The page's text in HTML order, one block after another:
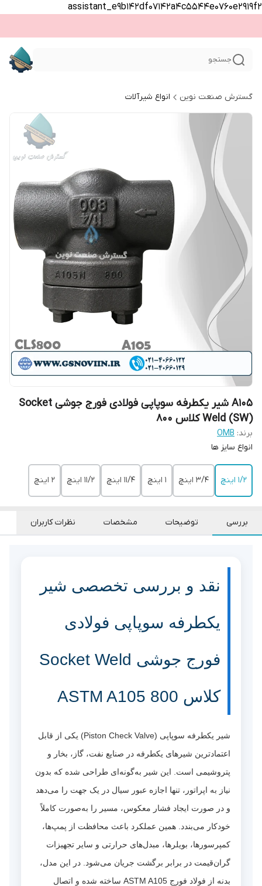
assistant_e9b142df07142a4c5544e0760e2919f2
جستجو
گسترش صنعت نوین انواع شیرآلات
A105 شیر یکطرفه سوپاپی فولادی فورج جوشی Socket
Weld (SW) کلاس 800
برند: OMB
‌انواع سایز ها
۱/۲ اینچ ۳/۴ اینچ ۱ اینچ ۱۱/۴ اینچ ۱۱/۲ اینچ ۲ اینچ
بررسی توضیحات مشخصات نظرات کاربران
نقد و بررسی تخصصی شیر
یکطرفه سوپاپی فولادی
فورج جوشی Socket Weld
کلاس 800 ASTM A105
شیر یکطرفه سوپاپی (Piston Check Valve) یکی از قابل
اعتمادترین شیرهای یکطرفه در صنایع نفت، گاز، بخار و
پتروشیمی است. این شیر به‌گونه‌ای طراحی شده که بدون
نیاز به اپراتور، تنها اجازه عبور سیال در یک جهت را می‌دهد
و در صورت ایجاد فشار معکوس، مسیر را به‌صورت کاملاً
خودکار می‌بندد. همین عملکرد باعث محافظت از پمپ‌ها،
کمپرسورها، بویلرها، مبدل‌های حرارتی و سایر تجهیزات
گران‌قیمت در برابر برگشت جریان می‌شود. در این مدل،
بدنه از فولاد فورج ASTM A105 ساخته شده و اتصال